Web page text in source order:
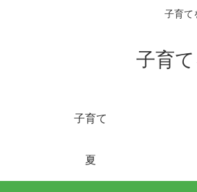
子育て
子育
子育て
夏